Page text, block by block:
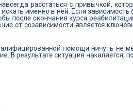
расстаться с привычкой,
именно в ней. Если
после окончания курса
от созависимости является
помощи ничуть не
В результате ситуация накаляется,